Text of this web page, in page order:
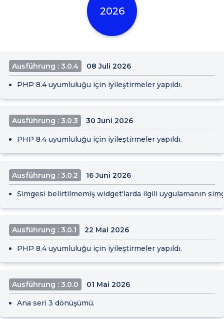
2026
Ausführung : 3.0.4 08 Juli 2026
PHP 8.4 uyumluluğu için iyileştirmeler yapıldı.
Ausführung : 3.0.3 30 Juni 2026
PHP 8.4 uyumluluğu için iyileştirmeler yapıldı.
Ausführung : 3.0.2 16 Juni 2026
Simgesi belirtilmemiş widget'larda ilgili uygulamanın
Ausführung : 3.0.1 22 Mai 2026
PHP 8.4 uyumluluğu için iyileştirmeler yapıldı.
Ausführung : 3.0.0 01 Mai 2026
Ana seri 3 dönüşümü.